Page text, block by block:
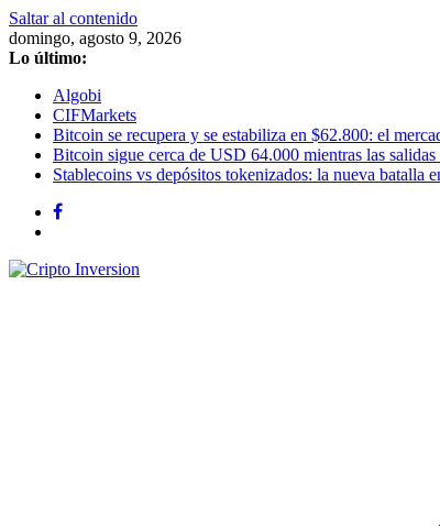
Saltar al contenido
domingo, agosto 9, 2026
Lo último:
Algobi
CIFMarkets
Bitcoin se recupera y se estabiliza en $62.800: el
Bitcoin sigue cerca de USD 64.000 mientras las
Stablecoins vs depósitos tokenizados: la nueva batalla